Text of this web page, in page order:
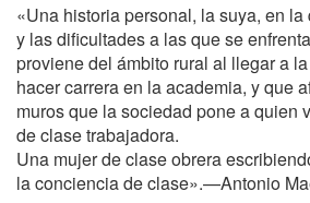
«Una historia personal, la suya, en
y las dificultades a las que se
proviene del ámbito rural al llegar a
hacer carrera en la academia, y que
muros que la sociedad pone a quien
de clase trabajadora.
Una mujer de clase obrera
la conciencia de clase».—Antonio